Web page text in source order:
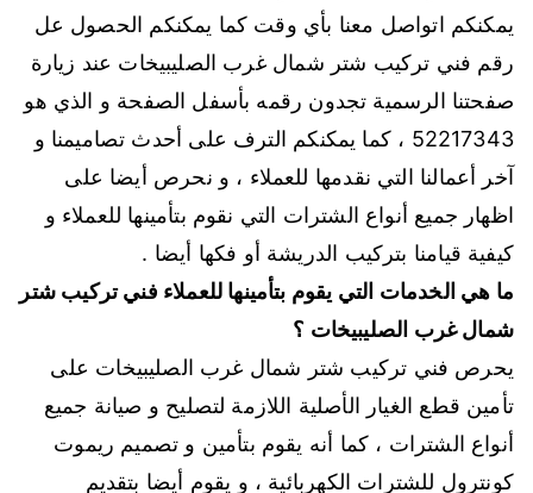
يمكنكم اتواصل معنا بأي وقت كما يمكنكم الحصول عل
رقم فني تركيب شتر شمال غرب الصليبيخات عند زيارة
صفحتنا الرسمية تجدون رقمه بأسفل الصفحة و الذي هو
52217343 ، كما يمكنكم الترف على أحدث تصاميمنا و
آخر أعمالنا التي نقدمها للعملاء ، و نحرص أيضا على
اظهار جميع أنواع الشترات التي نقوم بتأمينها للعملاء و
كيفية قيامنا بتركيب الدريشة أو فكها أيضا .
ما هي الخدمات التي يقوم بتأمينها للعملاء فني تركيب شتر
شمال غرب الصليبيخات ؟
يحرص فني تركيب شتر شمال غرب الصليبيخات على
تأمين قطع الغيار الأصلية اللازمة لتصليح و صيانة جميع
أنواع الشترات ، كما أنه يقوم بتأمين و تصميم ريموت
كونترول للشترات الكهربائية ، و يقوم أيضا بتقديم